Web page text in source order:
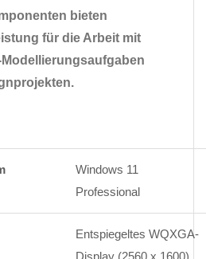
bieten
für die Arbeit mit
Windows 11
Professional
Entspiegeltes WQXGA-
Display (2560 x 1600)